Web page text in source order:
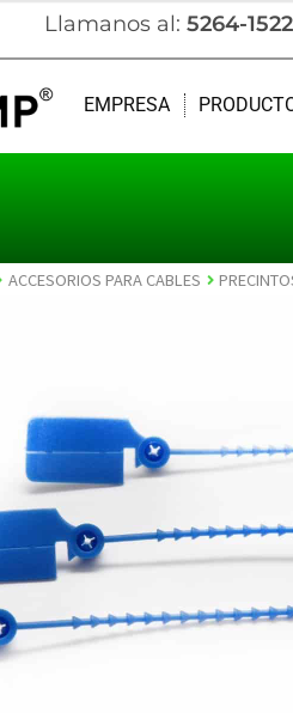
Llamanos al: 5264-1522
EMPRESA
ACCESORIOS PARA CABLES